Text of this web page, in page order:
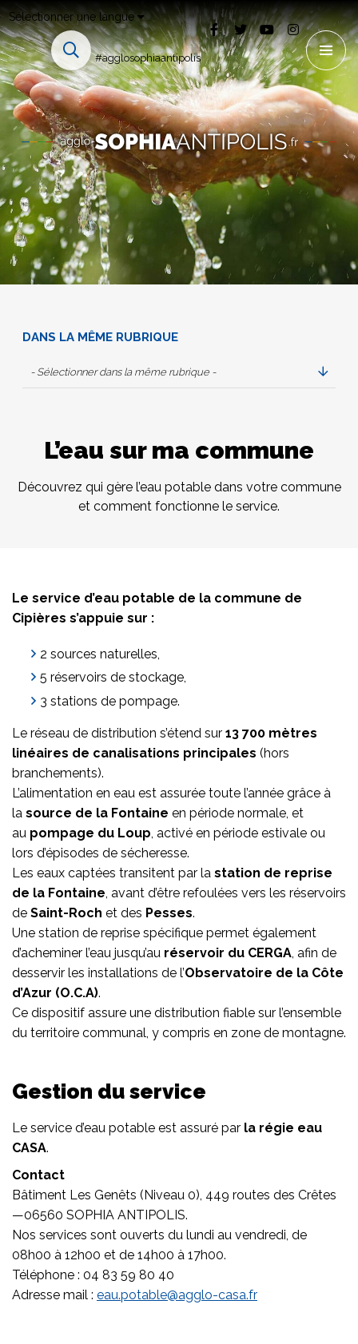
Sélectionner une langue
#agglosophiaantipolis
DANS LA MÊME RUBRIQUE
- Sélectionner dans la même rubrique -
L’eau sur ma commune
Découvrez qui gère l’eau potable dans votre commune
et comment fonctionne le service.
Le service d’eau potable de la commune de
Cipières s’appuie sur :
2 sources naturelles,
5 réservoirs de stockage,
3 stations de pompage.
Le réseau de distribution s’étend sur 13 700 mètres
linéaires de canalisations principales (hors
branchements).
L’alimentation en eau est assurée toute l’année grâce à
la source de la Fontaine en période normale, et
au pompage du Loup , activé en période estivale ou
lors d’épisodes de sécheresse.
Les eaux captées transitent par la station de reprise
de la Fontaine , avant d’être refoulées vers les réservoirs
de Saint-Roch et des Pesses.
Une station de reprise spécifique permet également
d’acheminer l’eau jusqu’au réservoir du CERGA , afin de
desservir les installations de l’Observatoire de la Côte
d’Azur (O.C.A).
Ce dispositif assure une distribution fiable sur l’ensemble
du territoire communal, y compris en zone de montagne.
Gestion du service
Le service d’eau potable est assuré par la régie eau
CASA.
Contact
Bâtiment Les Genêts (Niveau 0), 449 routes des Crêtes
—06560 SOPHIA ANTIPOLIS.
Nos services sont ouverts du lundi au vendredi, de
08h00 à 12h00 et de 14h00 à 17h00.
Téléphone : 04 83 59 80 40
Adresse mail : eau.potable@agglo-casa.fr